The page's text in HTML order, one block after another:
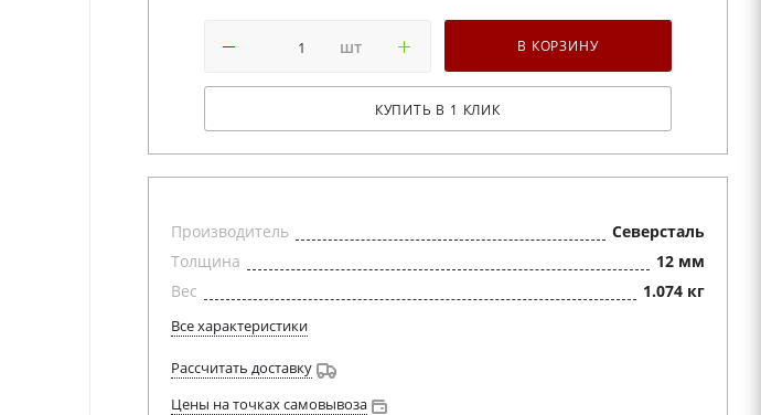
шт В КОРЗИНУ
КУПИТЬ В 1 КЛИК
Производитель
Северсталь
Толщина
12 мм
Вес
1.074 кг
Все характеристики
Рассчитать доставку
Цены на точках самовывоза